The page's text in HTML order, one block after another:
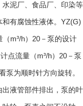
泥厂、食品厂、印染等
有腐蚀性液体。YZ(G)
m³/h）20－泵的设计
点流量（m³/h）20－泵
为顺时针方向旋转。
液管部件排出，泵的叶